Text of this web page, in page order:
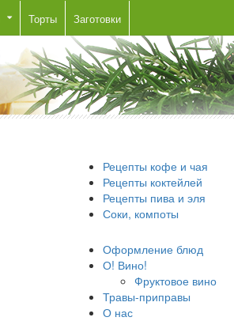
Торты Заготовки
Рецепты кофе и чая
Рецепты коктейлей
Рецепты пива и эля
Соки, компоты
Оформление блюд
О! Вино!
Фруктовое вино
Травы-приправы
О нас